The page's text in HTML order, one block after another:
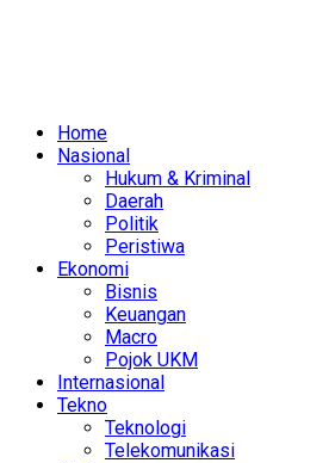
Home
Nasional
Hukum & Kriminal
Daerah
Politik
Peristiwa
Ekonomi
Bisnis
Keuangan
Macro
Pojok UKM
Internasional
Tekno
Teknologi
Telekomunikasi